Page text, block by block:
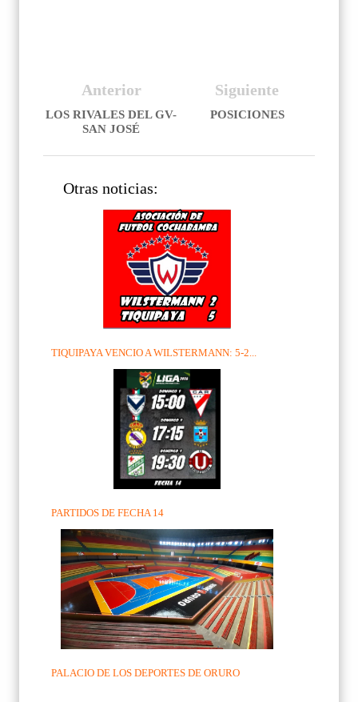
Siguiente
POSICIONES
Anterior
LOS RIVALES DEL GV-
SAN JOSÉ
Otras noticias:
TIQUIPAYA VENCIO A WILSTERMANN: 5-2...
PARTIDOS DE FECHA 14
PALACIO DE LOS DEPORTES DE ORURO